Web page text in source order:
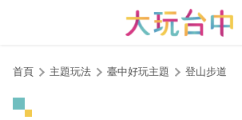
首頁 主題玩法 臺中好玩主題 登山步道